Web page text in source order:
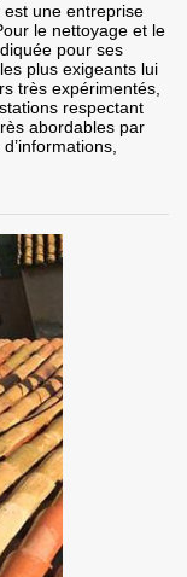
une entreprise
le nettoyage et le
pour ses
plus exigeants lui
très expérimentés,
respectant
abordables par